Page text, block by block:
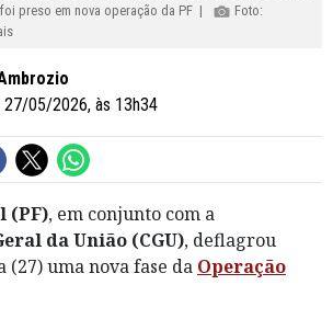
preso em nova operação da PF |
Foto:
27/05/2026, às 13h34
(PF), em conjunto com a
da União (CGU), deflagrou
uma nova fase da Operação